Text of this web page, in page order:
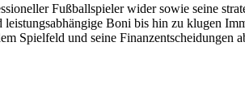
Fußballspieler wider sowie seine
Boni bis hin zu klugen
Spielfeld und seine Finanzentscheidungen